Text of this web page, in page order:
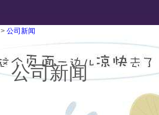
> 公司新闻
公司新闻